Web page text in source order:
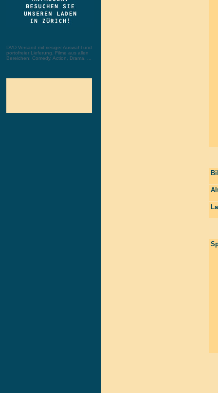
DVD Versand mit riesiger Auswahl und
portofreier Lieferung. Filme aus allen
Bereichen: Comedy, Action, Drama, ...